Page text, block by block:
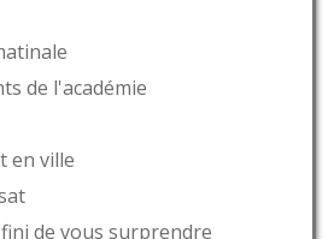
de l'académie
en ville
de vous surprendre